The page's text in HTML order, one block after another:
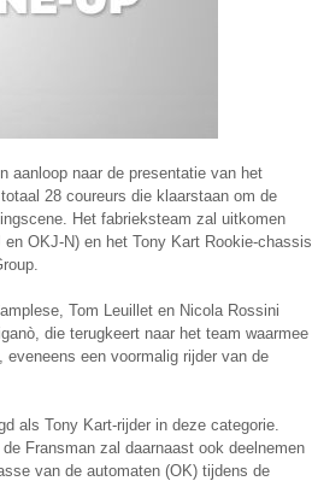
aanloop naar de presentatie van het
28 coureurs die klaarstaan om de
Het fabrieksteam zal uitkomen
OKJ-N) en het Tony Kart Rookie-chassis
Tom Leuillet en Nicola Rossini
die terugkeert naar het team waarmee
een voormalig rijder van de
als Tony Kart-rijder in deze categorie.
Fransman zal daarnaast ook deelnemen
van de automaten (OK) tijdens de